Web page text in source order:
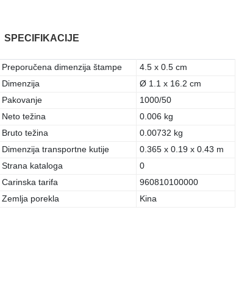
SPECIFIKACIJE
Preporučena dimenzija štampe
4.5 x 0.5 cm
Dimenzija
Ø 1.1 x 16.2 cm
Pakovanje
1000/50
Neto težina
0.006 kg
Bruto težina
0.00732 kg
Dimenzija transportne kutije
0.365 x 0.19 x 0.43 m
Strana kataloga
0
Carinska tarifa
960810100000
Zemlja porekla
Kina